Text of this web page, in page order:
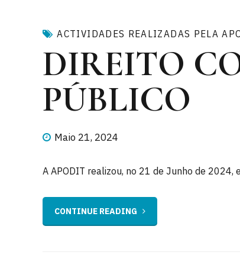
ACTIVIDADES REALIZADAS PELA
DIREITO
PÚBLICO
Maio 21, 2024
A APODIT realizou, no 21 de Junho de
CONTINUE READING